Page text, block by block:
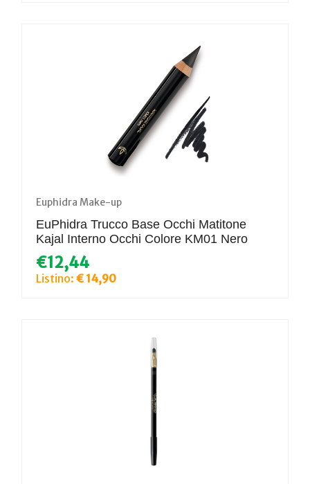
Euphidra Make-up
EuPhidra Trucco Base Occhi Matitone
Kajal Interno Occhi Colore KM01 Nero
€12,44
Listino: € 14,90